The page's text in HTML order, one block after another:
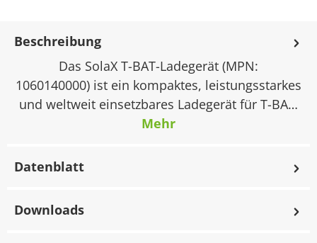
Beschreibung
Das SolaX T-BAT-Ladegerät (MPN:
1060140000) ist ein kompaktes, leistungsstarkes
und weltweit einsetzbares Ladegerät für T-BA…
Mehr
Datenblatt
Downloads